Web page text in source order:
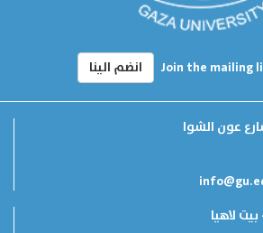
Join the mailing انضم الينا
عون الشوا
لاهيا